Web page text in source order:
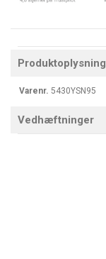
Varenr. 5430YSN95
Vedhæftninger